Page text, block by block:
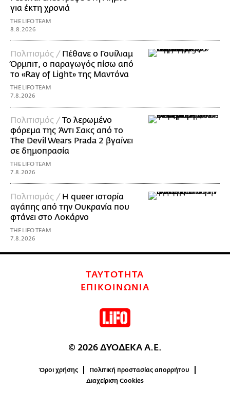
για έκτη χρονιά
THE LIFO TEAM
8.8.2026
Πολιτισμός / Πέθανε ο Γουίλιαμ
Όρμπιτ, ο παραγωγός πίσω από
το «Ray of Light» της Μαντόνα
THE LIFO TEAM
7.8.2026
Πολιτισμός / Το λερωμένο
φόρεμα της Άντι Σακς από το
The Devil Wears Prada 2 βγαίνει
σε δημοπρασία
THE LIFO TEAM
7.8.2026
Πολιτισμός / Η queer ιστορία
αγάπης από την Ουκρανία που
φτάνει στο Λοκάρνο
THE LIFO TEAM
7.8.2026
ΤΑΥΤΟΤΗΤΑ
ΕΠΙΚΟΙΝΩΝΙΑ
© 2026 ΔΥΟΔΕΚΑ Α.Ε.
Όροι χρήσης
Πολιτική προστασίας απορρήτου
Διαχείριση Cookies